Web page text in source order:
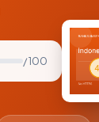
/ 100